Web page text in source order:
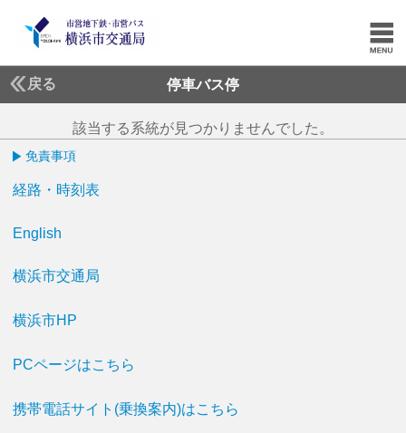
戻る 停車バス停
該当する系統が見つかりませんでした。
免責事項
経路・時刻表
English
横浜市交通局
横浜市HP
PCページはこちら
携帯電話サイト(乗換案内)はこちら